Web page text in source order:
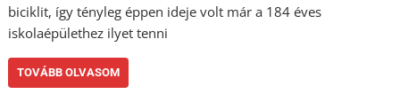
biciklit, így tényleg éppen ideje volt már a 184 éves
iskolaépülethez ilyet tenni
TOVÁBB OLVASOM